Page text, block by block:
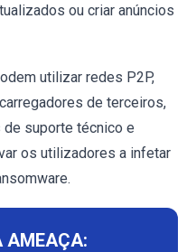
ou criar anúncios
utilizar redes P2P,
de terceiros,
suporte técnico e
os utilizadores a infetar
AMEAÇA: